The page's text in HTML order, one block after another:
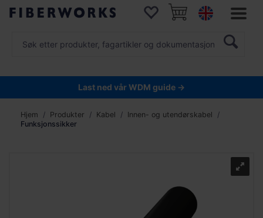
Last ned vår WDM guide →
Hjem Produkter Kabel
Innen- og utendørskabel
Funksjonssikker